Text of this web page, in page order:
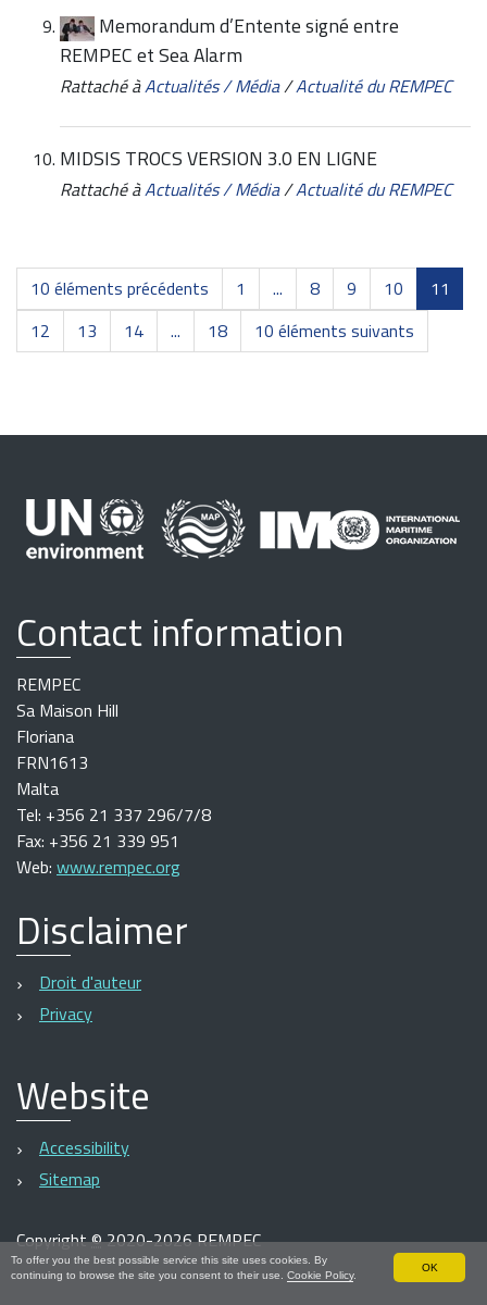
To offer you the best possible service this site uses cookies. By
continuing to browse the site you consent to their use. Cookie Policy.
OK
Memorandum d’Entente signé entre
REMPEC et Sea Alarm
Rattaché àActualités / Média/Actualité du REMPEC
MIDSIS TROCS VERSION 3.0 EN LIGNE
Rattaché àActualités / Média/Actualité du REMPEC
10 éléments précédents 1 ... 8 9 10
11
12
13 14 ... 18 10 éléments suivants
Contact information
REMPEC
Sa Maison Hill
Floriana
FRN1613
Malta
Tel: +356 21 337 296/7/8
Fax: +356 21 339 951
Web: www.rempec.org
Disclaimer
Droit d'auteur
Privacy
Website
Accessibility
Sitemap
Copyright©2020-2026 REMPEC